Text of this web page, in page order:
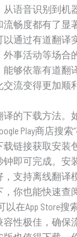
语音识别到机
畅度都有了显
通过有道翻译
事活动等场合
够依靠有道翻
流变得更加顺
的下载方法。
Play商店搜
载链接获取安装
即可完成。安
，支持离线翻译
你也能快速查
以在App Store搜
性极佳，确保